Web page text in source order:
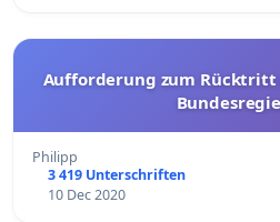
Aufforderung zum Rücktritt
Philipp
3 419 Unterschriften
10 Dec 2020